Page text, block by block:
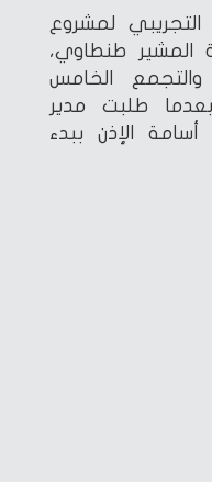
لمشروع
المشير طنطاوي،
الخامس
بعدما طلبت مدير
الإذن ببدء